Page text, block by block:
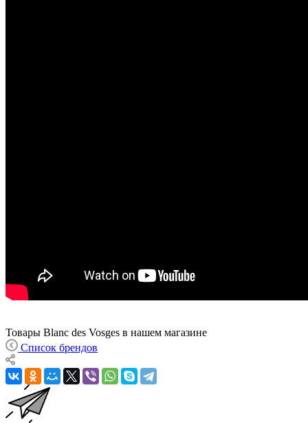
Товары Blanc des Vosges в нашем магазине
Список брендов